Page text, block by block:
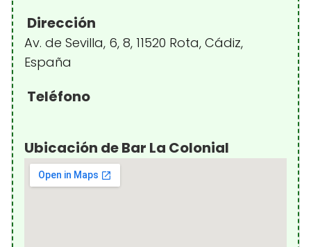
Dirección
Av. de Sevilla, 6, 8, 11520 Rota, Cádiz,
España
Teléfono
Ubicación de Bar La Colonial